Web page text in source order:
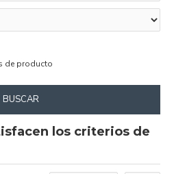
de producto
BUSCAR
los criterios de